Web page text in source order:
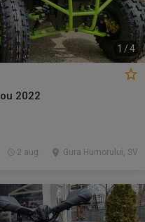
1 /4
2022
Gura Humorului, SV
2 aug.